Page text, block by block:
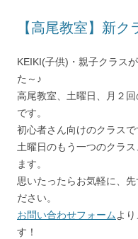
【高尾教室】新ク
KEIKI(子供)・親子クラス
た～♪
高尾教室、土曜日、月２
です。
初心者さん向けのクラス
土曜日のもう一つのクラ
ます。
思いたったらお気軽に、
ださい。
お問い合わせフォーム よ
す！